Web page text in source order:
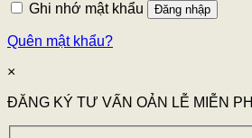
Ghi nhớ mật khẩu Đăng nhập
Quên mật khẩu?
×
ĐĂNG KÝ TƯ VẤN OẢN LỄ MIỄN PHÍ